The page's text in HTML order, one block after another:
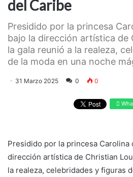
del Caribe
Presidido por la princesa
bajo la dirección artística de
la gala reunió a la realeza,
de la moda en una noche
31 Marzo 2025 0 0
Presidido por la princesa Carolina
dirección artística de Christian
la realeza, celebridades y figuras